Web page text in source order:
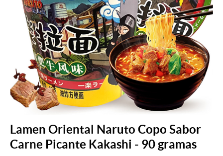
Lamen Oriental Naruto Copo Sabor
Carne Picante Kakashi - 90 gramas